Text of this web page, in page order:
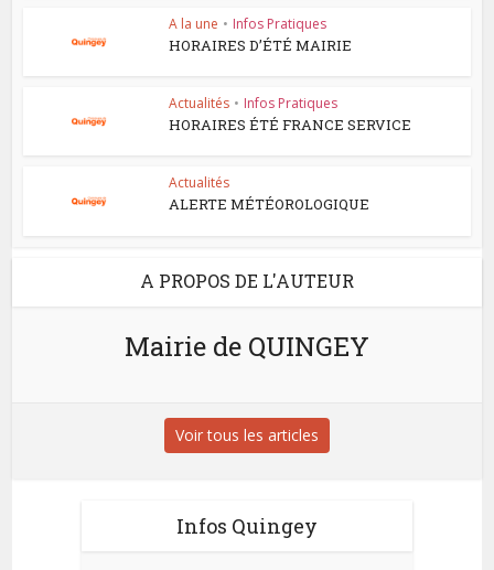
A la une • Infos Pratiques
HORAIRES D’ÉTÉ MAIRIE
Actualités • Infos Pratiques
HORAIRES ÉTÉ FRANCE SERVICE
Actualités
ALERTE MÉTÉOROLOGIQUE
A PROPOS DE L'AUTEUR
Mairie de QUINGEY
Voir tous les articles
Infos Quingey